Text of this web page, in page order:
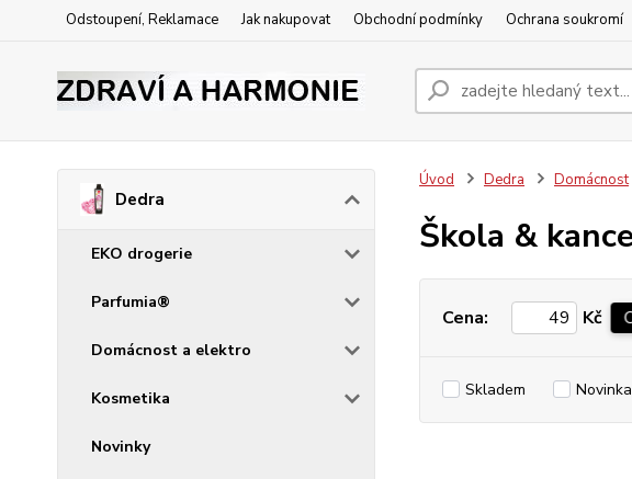
Odstoupení, Reklamace Jak nakupovat Obchodní podmínky Ochrana soukromí
Dedra
EKO drogerie
Parfumia®
Domácnost a elektro
Kosmetika
Novinky
Úvod Dedra Domácnost
Škola &
Cena: Kč
Skladem Novinka